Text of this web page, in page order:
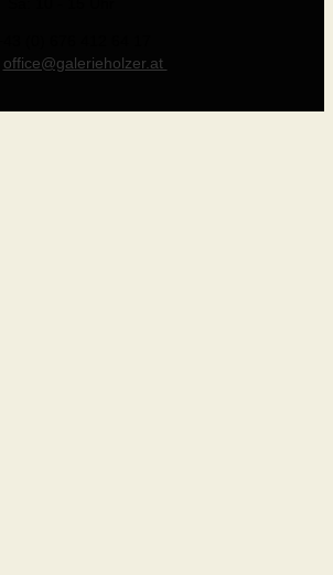
office@galerieholzer.at